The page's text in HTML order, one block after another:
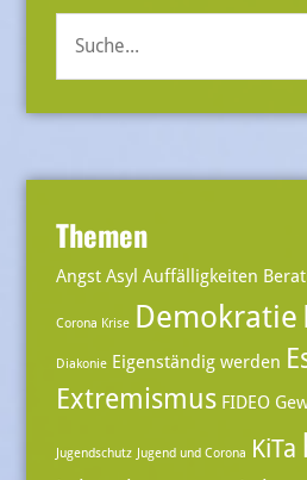
Suche
Themen
Angst Asyl Auffälligkeiten
Corona Krise Demokratie
Diakonie Eigenständig werden
Extremismus FIDEO
Jugendschutz Jugend und Corona KiTa